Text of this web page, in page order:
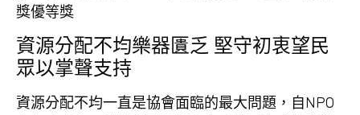
獎優等獎
資源分配不均樂器匱乏 堅守初衷望民
眾以掌聲支持
資源分配不均一直是協會面臨的最大問題，自NPO